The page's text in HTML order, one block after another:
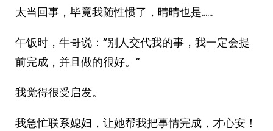
太当回事，毕竟我随性惯了，晴晴也是……
午饭时，牛哥说：“别人交代我的事，我一定会提
前完成，并且做的很好。”
我觉得很受启发。
我急忙联系媳妇，让她帮我把事情完成，才心安！